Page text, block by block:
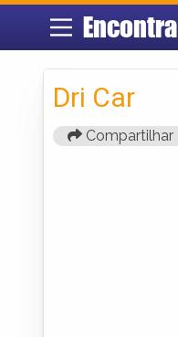
Encontra
Dri Car
Compartilhar